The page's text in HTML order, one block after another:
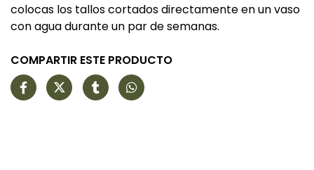
colocas los tallos cortados directamente en un vaso
con agua durante un par de semanas.
COMPARTIR ESTE PRODUCTO